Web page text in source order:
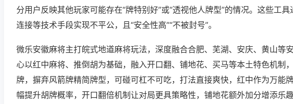
分用户反映其他玩家可能存在“牌特别好”或“透视他人牌型”的情况。这些工
连接等技术手段实现不平公，且“安全性高”“不被封号”。
微乐安徽麻将主打皖式地道麻将玩法，深度融合合肥、芜湖、安庆、黄山等
心以红中麻将、推倒胡为基础，融入开口翻、铺地花、买马等本土特色机制
牌，摒弃风箭牌精简牌型，可碰可杠不可吃，打法直接爽快，红中作为万能
幅提升胡牌概率，开口翻倍机制让对局更具策略性，铺地花额外加分增添乐